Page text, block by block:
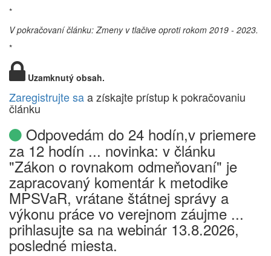
*
V pokračovaní článku: Zmeny v tlačive oproti rokom 2019 - 2023.
*
Uzamknutý obsah.
Zaregistrujte saa získajte prístup k pokračovaniu
článku
Odpovedám do 24 hodín,v priemere
za 12 hodín ... novinka: v článku
"Zákon o rovnakom odmeňovaní" je
zapracovaný komentár k metodike
MPSVaR, vrátane štátnej správy a
výkonu práce vo verejnom záujme ...
prihlasujte sa na webinár 13.8.2026,
posledné miesta.